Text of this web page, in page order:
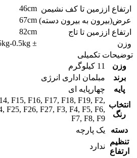
ارتفاع اززمین تا کف نشیمن 46cm
عرض(بیرون به بیرون دسته) 67cm
ارتفاع اززمین تا تاج
82cm
وزن
± 11.5kg-0.5kg
توضیحات تکمیلی
وزن
11 کیلوگرم
برند
مبلمان اداری انرژی
پایه
چهارپایه ای
انتخاب
رنگ
, F15, F16, F17, F18, F19, F2,
, F25, F26, F27, F3, F4, F5, F6,
F7, F8, F9
دسته
یک پارچه
تنظیم
ارتفاع
ندارد